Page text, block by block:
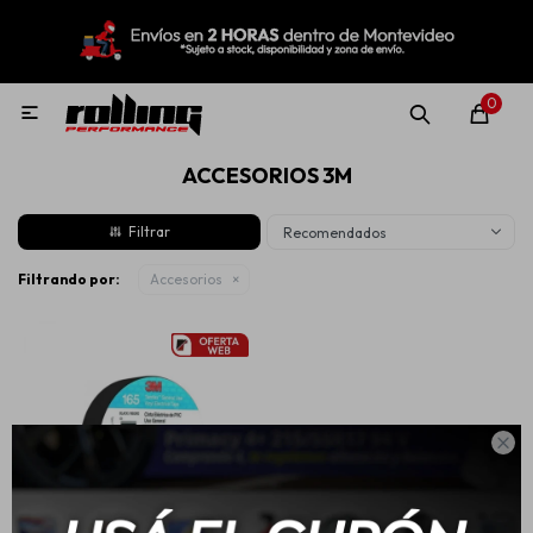

0

ACCESORIOS 3M
Recomendados
Filtrando por: Accesorios
MI CUENTA
Nuevo! Rolling Repuestos
Llantas
Aditivos